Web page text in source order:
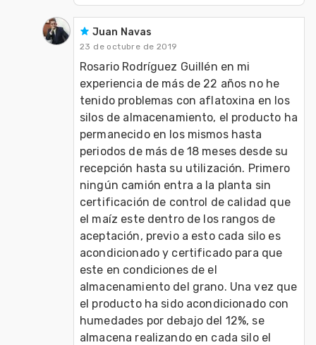
Juan Navas
23 de octubre de 2019
Rosario Rodríguez Guillén en mi
experiencia de más de 22 años no he
tenido problemas con aflatoxina en los
silos de almacenamiento, el producto ha
permanecido en los mismos hasta
periodos de más de 18 meses desde su
recepción hasta su utilización. Primero
ningún camión entra a la planta sin
certificación de control de calidad que
el maíz este dentro de los rangos de
aceptación, previo a esto cada silo es
acondicionado y certificado para que
este en condiciones de el
almacenamiento del grano. Una vez que
el producto ha sido acondicionado con
humedades por debajo del 12%, se
almacena realizando en cada silo el